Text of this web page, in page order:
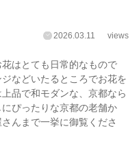
2026.03.11 views
はとても日常的なもので
などいたるところでお花を
品で和モダンな、京都なら
ぴったりな京都の老舗か
んまで一挙に御覧くださ